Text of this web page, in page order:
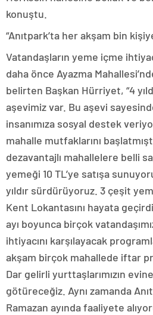
konuştu.
“Anıtpark’ta her akşam bin
Vatandaşların yeme içme
daha önce Ayazma
belirten Başkan Hürriyet, “4
aşevimiz var. Bu aşevi
insanımıza sosyal destek
mahalle mutfaklarını
dezavantajlı mahallelere belli
yemeği 10 TL’ye satışa
yıldır sürdürüyoruz. 3 çeşit
Kent Lokantasını hayata
ayı boyunca birçok
ihtiyacını karşılayacak
akşam birçok mahallede iftar
Dar gelirli yurttaşlarımızın
götüreceğiz. Aynı zamanda
Ramazan ayında faaliyete